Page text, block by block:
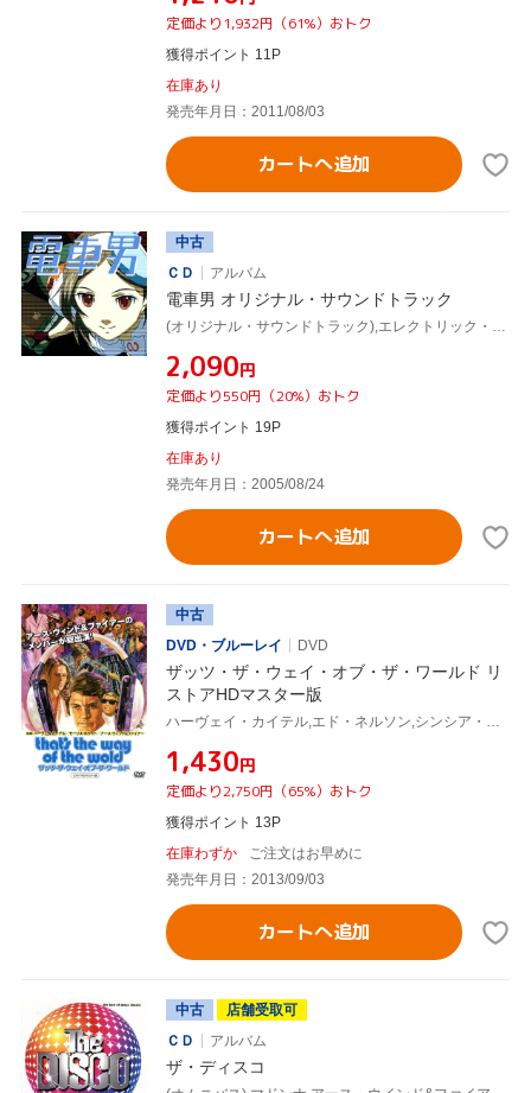
定価より1,932円（61%）おトク
獲得ポイント 11P
在庫あり
発売年月日：2011/08/03
カートへ追加
中古
ＣＤ
アルバム
電車男 オリジナル・サウンドトラック
(オリジナル・サウンドトラック),エレクトリック・ライト・オーケストラ,Missing Link,Face 2 fAKE,椿,アース・ウインド&ファイアー,トレイン,パティ・スマイス
¥2,090円
定価より550円（20%）おトク
獲得ポイント 19P
在庫あり
発売年月日：2005/08/24
カートへ追加
中古
DVD・ブルーレイ
DVD
ザッツ・ザ・ウェイ・オブ・ザ・ワールド リ
ストアHDマスター版
ハーヴェイ・カイテル,エド・ネルソン,シンシア・ボスティック,シグ・ショア(監督、制作),ロバート・リプサイト(原作、脚本),モーリス・ホワイト(音楽),アース・ウインド&ファイアー(音楽)
¥1,430円
定価より2,750円（65%）おトク
獲得ポイント 13P
在庫わずか
ご注文はお早めに
発売年月日：2013/09/03
カートへ追加
中古
店舗受取可
ＣＤ
アルバム
ザ・ディスコ